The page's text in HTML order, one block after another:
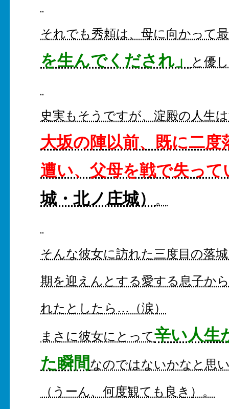
それでも秀頼は、母に向かって
を生んでくだされ」 と優
史実もそうですが、淀殿の人生
大坂の陣以前、既に二
遭い、父母を戦で失っ
城・北ノ庄城）
。
そんな彼女に訪れた三度目の落
期を迎えんとする愛する息子か
れたとしたら…（涙）
まさに彼女にとって辛い人生
た瞬間なのではないかなと思
（うーん、何度観ても良き）。